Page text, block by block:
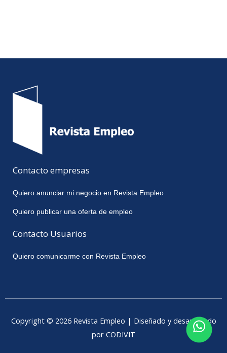
Contacto empresas
Quiero anunciar mi negocio en Revista Empleo
Quiero publicar una oferta de empleo
Contacto Usuarios
Quiero comunicarme con Revista Empleo
Copyright © 2026 Revista Empleo | Diseñado y desarrollado
por CODIVIT